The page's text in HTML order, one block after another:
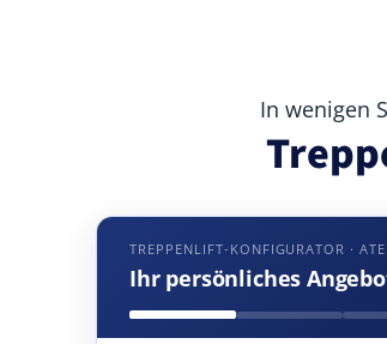
In wenigen
TREPPENLIFT-KONFIGURATOR ·
Ihr persönliches